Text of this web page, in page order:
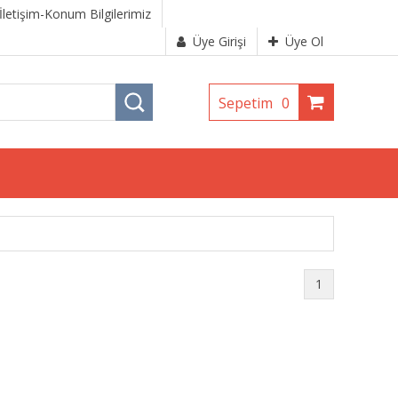
İletişim-Konum Bilgilerimiz
Üye Girişi
Üye Ol
Sepetim 0
1